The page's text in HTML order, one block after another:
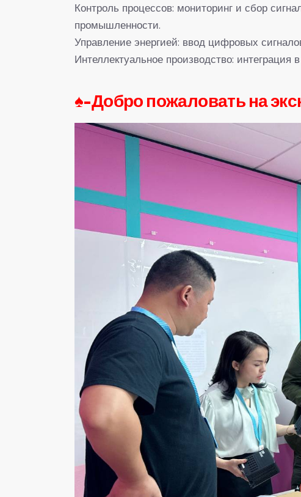
Контроль процессов: мониторинг и сбор
промышленности.
Управление энергией: ввод цифровых
Интеллектуальное производство:
♠-Добро пожаловать на